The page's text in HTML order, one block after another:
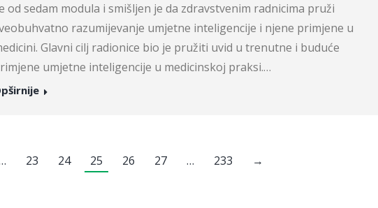
od sedam modula i smišljen je da zdravstvenim radnicima pruži
razumijevanje umjetne inteligencije i njene primjene u
Glavni cilj radionice bio je pružiti uvid u trenutne i buduće
umjetne inteligencije u medicinskoj praksi.…
23 24 25 26 27 … 233 →